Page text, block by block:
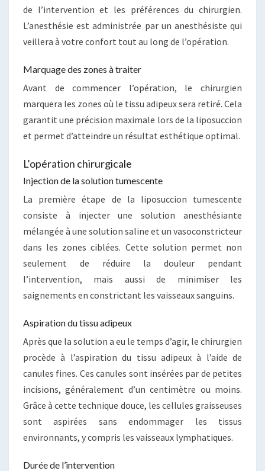
de l’intervention et les préférences du chirurgien.
L’anesthésie est administrée par un anesthésiste qui
veillera à votre confort tout au long de l’opération.
Marquage des zones à traiter
Avant de commencer l’opération, le chirurgien
marquera les zones où le tissu adipeux sera retiré. Cela
garantit une précision maximale lors de la liposuccion
et permet d’atteindre un résultat esthétique optimal.
L’opération chirurgicale
Injection de la solution tumescente
La première étape de la liposuccion tumescente
consiste à injecter une solution anesthésiante
mélangée à une solution saline et un vasoconstricteur
dans les zones ciblées. Cette solution permet non
seulement de réduire la douleur pendant
l’intervention, mais aussi de minimiser les
saignements en constrictant les vaisseaux sanguins.
Aspiration du tissu adipeux
Après que la solution a eu le temps d’agir, le chirurgien
procède à l’aspiration du tissu adipeux à l’aide de
canules fines. Ces canules sont insérées par de petites
incisions, généralement d’un centimètre ou moins.
Grâce à cette technique douce, les cellules graisseuses
sont aspirées sans endommager les tissus
environnants, y compris les vaisseaux lymphatiques.
Durée de l’intervention